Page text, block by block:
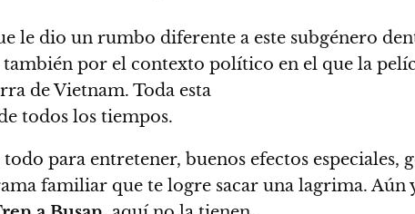
le dio un rumbo diferente a este subgénero
por el contexto político en el que la
de Vietnam. Toda esta
todos los tiempos.
todo para entretener, buenos efectos especiales,
familiar que te logre sacar una lagrima. Aún